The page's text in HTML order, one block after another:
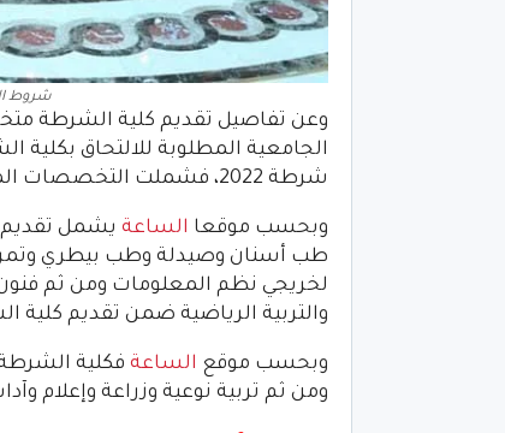
شروط
شرطة 2022، فشملت التخصصات المطلوبة الطب وخريجي العلوم الطبية المساعدة.
وبحسب موقعا الساعة
طب أسنان وصيدلة وطب بيطري
لخريجي نظم المعلومات ومن ثم
والتربية الرياضية ضمن تقديم كلية
وبحسب موقع الساعة
ومن ثم تربية نوعية وزراعة وإعلام